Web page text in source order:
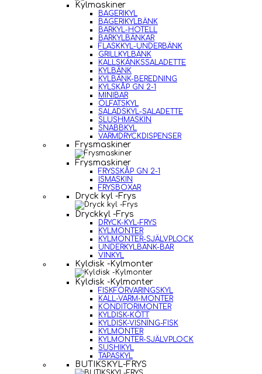
Kylmaskiner
BAGERIKYL
BAGERIKYLBÄNK
BARKYL-HOTELL
BARKYLBÄNKAR
FLASKKYL-UNDERBÄNK
GRILLKYLBÄNK
KALLSKÄNKSSALADETTE
KYLBÄNK
KYLBÄNK-BEREDNING
KYLSKÅP GN 2-1
MINIBAR
ÖLFATSKYL
SALADSKYL-SALADETTE
SLUSHMASKIN
SNABBKYL
VARMDRYCKDISPENSER
Frysmaskiner
Frysmaskiner
FRYSSKÅP GN 2-1
ISMASKIN
FRYSBOXAR
Dryck kyl -Frys
Dryckkyl -Frys
DRYCK-KYL-FRYS
KYLMONTER
KYLMONTER-SJÄLVPLOCK
UNDERKYLBÄNK-BAR
VINKYL
Kyldisk -Kylmonter
Kyldisk -Kylmonter
FISKFÖRVARINGSKYL
KALL-VARM-MONTER
KONDITORIMONTER
KYLDISK-KÖTT
KYLDISK-VISNING-FISK
KYLMONTER
KYLMONTER-SJÄLVPLOCK
SUSHIKYL
TAPASKYL
BUTIKSKYL-FRYS